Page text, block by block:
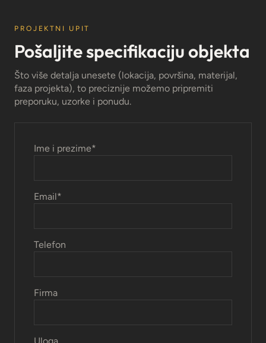
PROJEKTNI UPIT
Pošaljite specifikaciju objekta
Što više detalja unesete (lokacija, površina, materijal,
faza projekta), to preciznije možemo pripremiti
preporuku, uzorke i ponudu.
Ime i prezime*
Email*
Telefon
Firma